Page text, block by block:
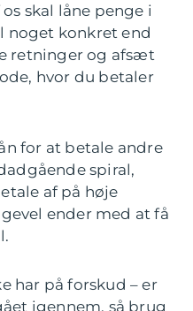
skal låne penge i
noget konkret end
retninger og afsæt
hvor du betaler
for at betale andre
spiral,
af på høje
ender med at få
har på forskud – er
igennem, så brug